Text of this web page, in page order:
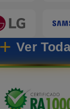
Ver